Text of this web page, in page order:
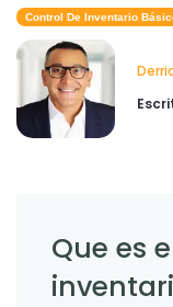
Control De Inventario
Que es